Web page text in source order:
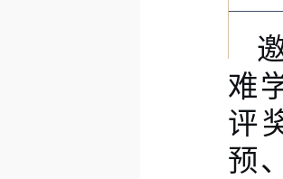
难
评
预